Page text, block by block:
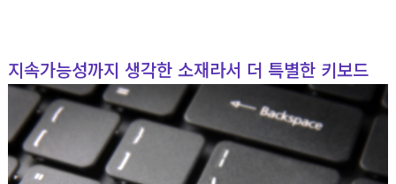
지속가능성까지 생각한 소재라서 더 특별한 키보드